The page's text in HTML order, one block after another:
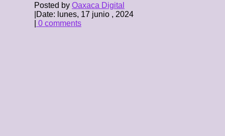
Posted by Oaxaca Digital
Date: lunes, 17 junio , 2024
0 comments